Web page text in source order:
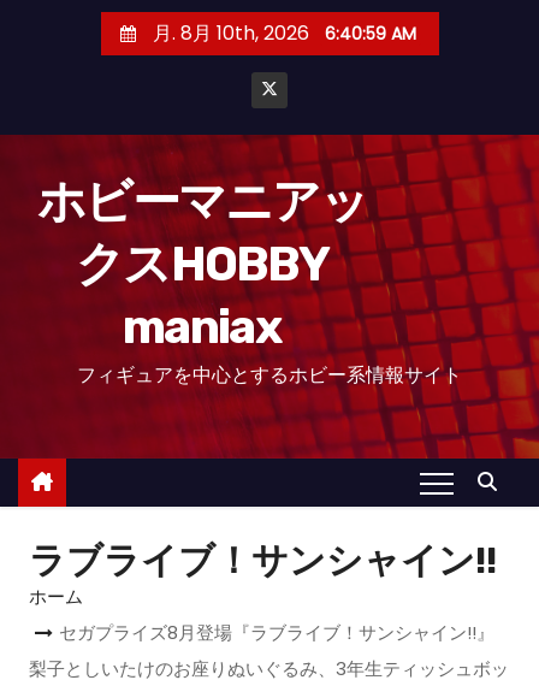
月. 8月 10th, 2026 6:41:01 AM
ホビーマニアッ
クスHOBBY
maniax
フィギュアを中心とするホビー系情報サイト
ラブライブ！サンシャイン!!
ホーム
セガプライズ8月登場『ラブライブ！サンシャイン!!』
梨子としいたけのお座りぬいぐるみ、3年生ティッシュボッ